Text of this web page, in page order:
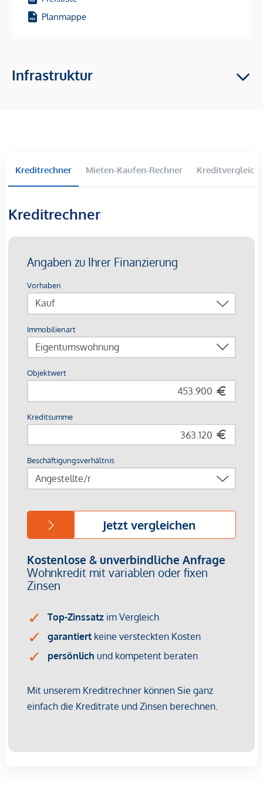
Verschiedene Wohnungsgrößen (2 bis 4 Zimmer, ca.
38–124 m²)
Grünanlagen und Spielplatz im Innenhof
Ideal für langfristige Mieteinnahmen und
Wertsteigerungspotenzial
Setzen Sie auf ein Investment, das durch Standortqualität,
Flexibilität und Zukunftssicherheit überzeugt – Ihre
Investition in langfristige Renditen und Wertzuwachs.
Erstklassige Lage für höchste Mieterzufriedenheit
In der Traisengasse 20–22 im Herzen des 20. Wiener
Bezirks genießen Ihre Mieter die perfekte Balance aus
Stadtnähe und grüner Umgebung. Die Lage am Donaukanal
und der Augarten laden zu Freizeit und Entspannung ein,
während die Anbindung mit öffentlichen Verkehrsmitteln
ins Zentrum von Wien kurze Wege sichert.
Infrastruktur vor Ort
S-Bahn-Stationen: Traisengasse und Handelskai
Die monatlichen Kosten entnehmen Sie bitte der Preisliste.
Kaufpreise der Vorsorgewohnungen
Zu erwartender Mietertrag
von ca. EUR 14,25 bis EUR 15,75 netto/m²
Provisionsfrei für Käufer(bis Baubeginn)
Fertigstellung: Voraussichtlich Q2/2028
Vorsorgewohnung, die zu Vermietungszwecken erworben
Der angegebene Kaufpreis versteht sich daher zzgl.
Änderungen.
Wir weisen darauf hin, dass zwischen dem Vermittler und
dem zu vermittelnden Dritten ein familiäres oder
Planmappe
Infrastruktur
Kreditrechner Mieten-Kaufen-Rechner Kreditvergleich
Kreditrechner